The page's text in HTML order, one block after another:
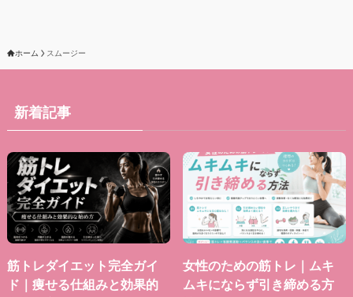
ホーム スムージー
新着記事
筋トレダイエット完全ガイ
ド｜痩せる仕組みと効果的
女性のための筋トレ｜ムキ
ムキにならず引き締める方